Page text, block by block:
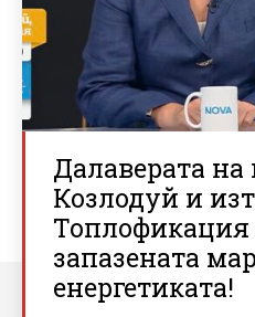
Далаверата
Козлодуй и
Топлофикация
запазената
енергетиката!